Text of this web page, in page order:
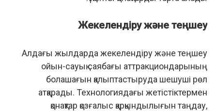
Жекелендіру және теңшеу
Алдағы жылдарда жекелендіру және теңшеу
ойын-сауық саябағы аттракциондарының
болашағын қалыптастыруда шешуші рөл
атқарады. Технологиядағы жетістіктермен
қонақтар қозғалыс қарқындылығын таңдау,